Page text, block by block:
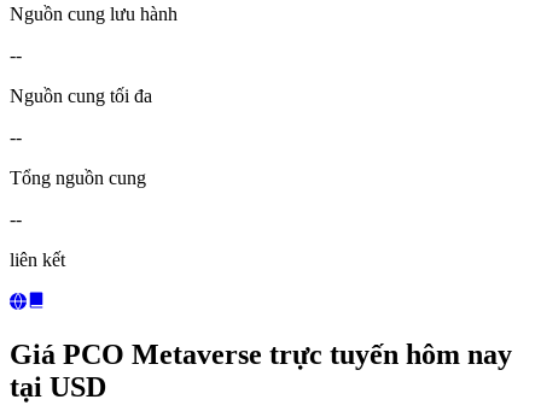
Nguồn cung lưu hành
--
Nguồn cung tối đa
--
Tổng nguồn cung
--
liên kết
Giá PCO Metaverse trực tuyến hôm nay
tại USD